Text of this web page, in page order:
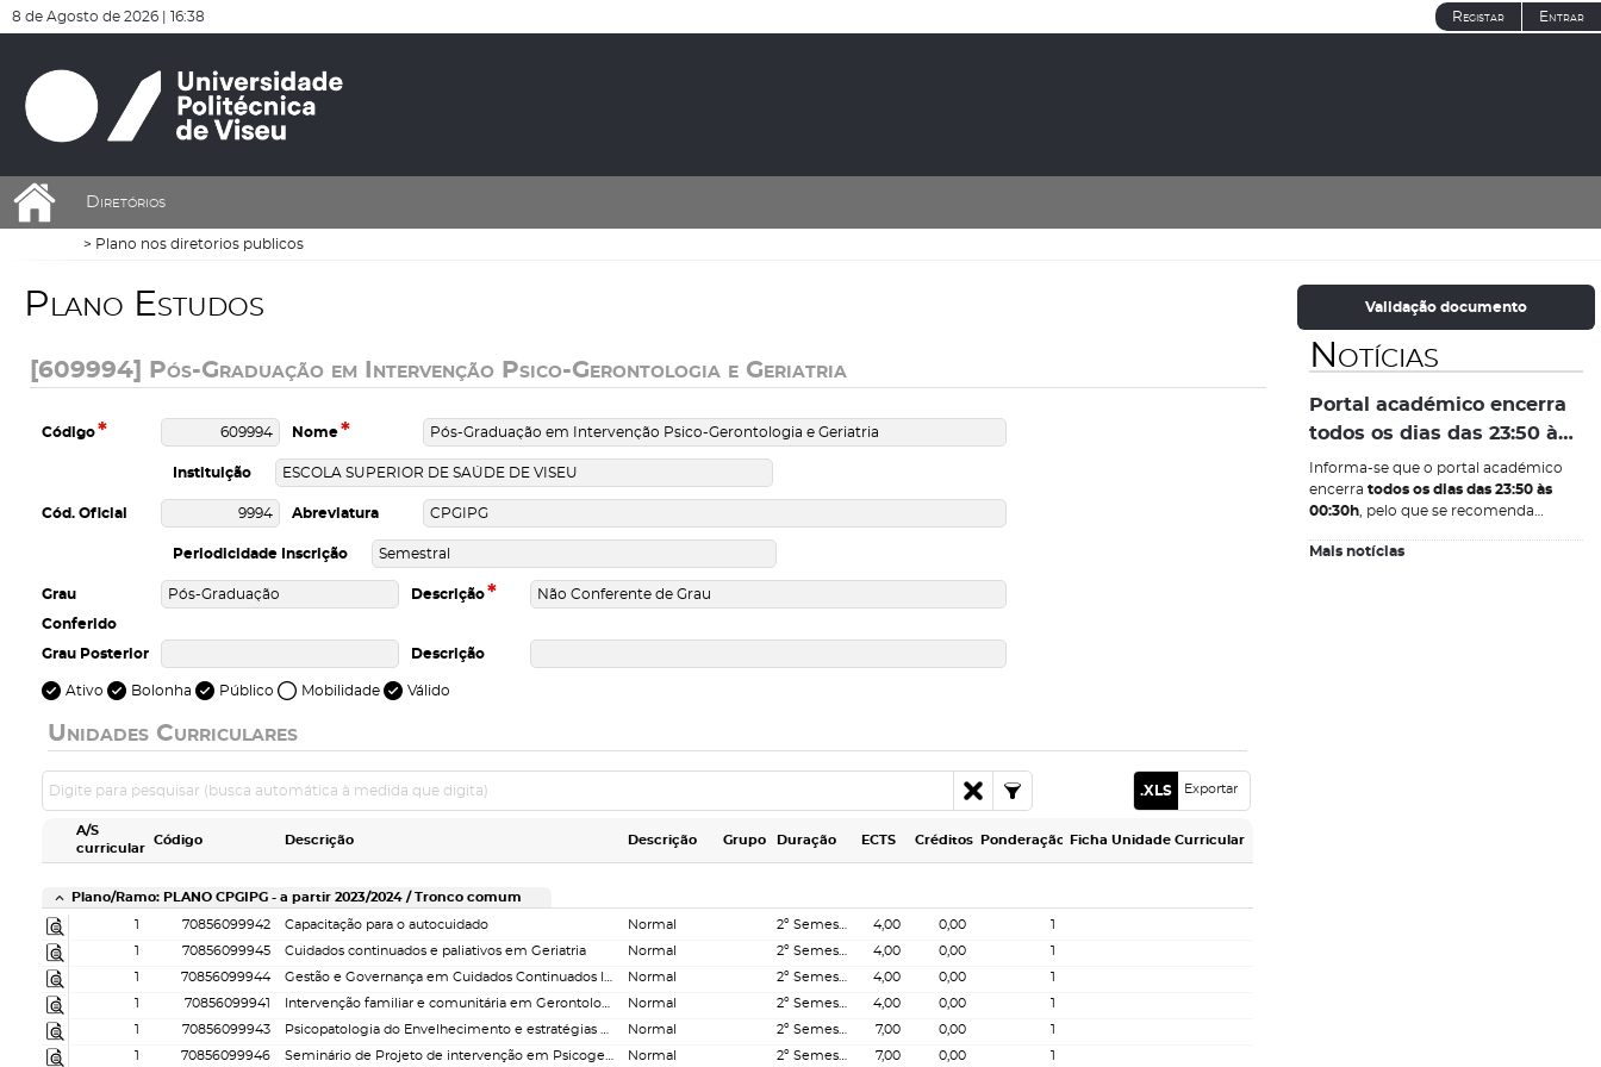
8 de Agosto de 2026 | 16:38 Registar Entrar
Diretórios
Plano nos diretorios publicos
Validação documento
Notícias
Portal académico encerra
todos os dias das 23:50 às
00:30h
Informa-se que o portal académico
encerra todos os dias das 23:50 às
00:30h , pelo que se recomenda
inscrições letivas, etc fora desses
Mais notícias
Plano Estudos
[609994] Pós-Graduação em Intervenção Psico-Gerontologia e Geriatria
Código* Nome*
Instituição
Cód. Oficial Abreviatura
Periodicidade Inscrição
Grau
Conferido
Descrição*
Grau Posterior Descrição
Ativo Bolonha Público Mobilidade Válido
Unidades Curriculares
Exportar
A/S
curricular
Código Descrição Descrição Grupo Duração ECTS Créditos Ponderação Ficha Unidade Curricular
Plano/Ramo: PLANO CPGIPG - a partir 2023/2024 / Tronco comum
1 70856099942 Capacitação para o autocuidado Normal 4,00 0,00
1
1
70856099945 Cuidados continuados e paliativos em Geriatria Normal 4,00 0,00
1
1
70856099944 Normal 4,00 0,00
1
1
70856099941 Normal 4,00 0,00
1
1
70856099943 Normal 7,00 0,00
1
1
70856099946 Normal 7,00 0,00 1